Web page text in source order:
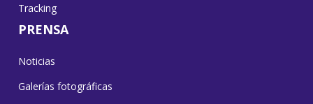
Tracking
PRENSA
Noticias
Galerías fotográficas